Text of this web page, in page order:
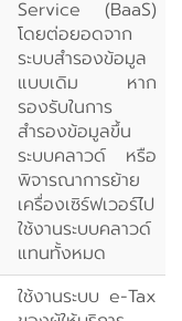
Service (BaaS)
โดยต่อยอดจาก
ระบบสำรองข้อมูล
แบบเดิม หาก
รองรับในการ
สำรองข้อมูลขึ้น
ระบบคลาวด์ หรือ
พิจารณาการย้าย
เครื่องเซิร์ฟเวอร์ไป
ใช้งานระบบคลาวด์
แทนทั้งหมด
ใช้งานระบบ e-Tax